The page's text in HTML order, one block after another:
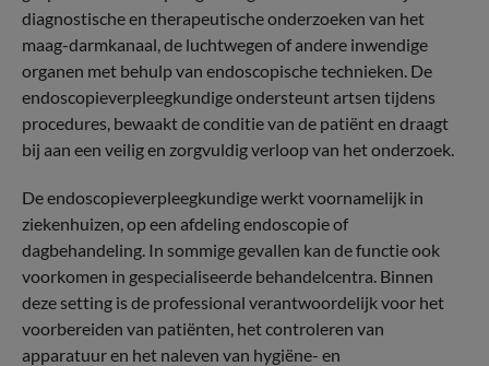
diagnostische en therapeutische onderzoeken van het
maag-darmkanaal, de luchtwegen of andere inwendige
organen met behulp van endoscopische technieken. De
endoscopieverpleegkundige ondersteunt artsen tijdens
procedures, bewaakt de conditie van de patiënt en draagt
bij aan een veilig en zorgvuldig verloop van het onderzoek.
De endoscopieverpleegkundige werkt voornamelijk in
ziekenhuizen, op een afdeling endoscopie of
dagbehandeling. In sommige gevallen kan de functie ook
voorkomen in gespecialiseerde behandelcentra. Binnen
deze setting is de professional verantwoordelijk voor het
voorbereiden van patiënten, het controleren van
apparatuur en het naleven van hygiëne- en